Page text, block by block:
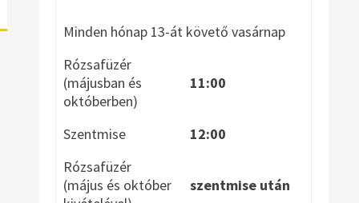
Minden hónap 13-át követő vasárnap
Rózsafüzér
(májusban és
októberben)
11:00
Szentmise
12:00
Rózsafüzér
(május és október
szentmise után